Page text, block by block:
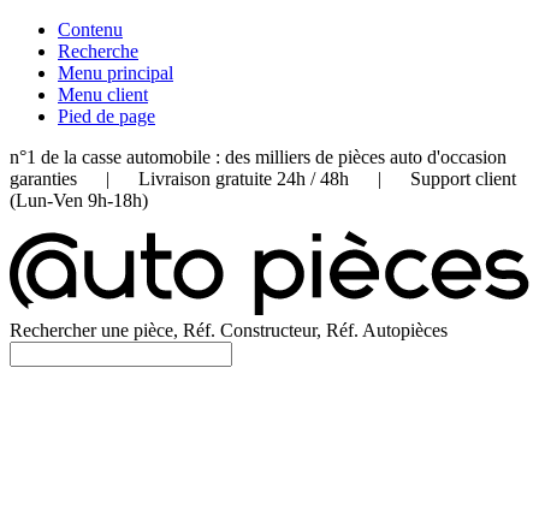
Contenu
Recherche
Menu principal
Menu client
Pied de page
n°1 de la casse automobile : des milliers de pièces auto d'occasion
garanties | Livraison gratuite 24h / 48h | Support client
(Lun-Ven 9h-18h)
Rechercher une pièce, Réf. Constructeur, Réf. Autopièces